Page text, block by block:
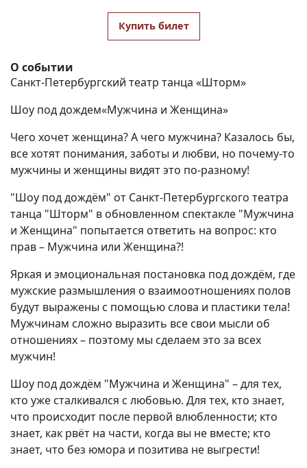
Купить билет
О событии
Санкт-Петербургский театр танца «Шторм»
Шоу под дождем«Мужчина и Женщина»
Чего хочет женщина? А чего мужчина? Казалось бы,
все хотят понимания, заботы и любви, но почему-то
мужчины и женщины видят это по-разному!
"Шоу под дождём" от Санкт-Петербургского театра
танца "Шторм" в обновленном спектакле "Мужчина
и Женщина" попытается ответить на вопрос: кто
прав – Мужчина или Женщина?!
Яркая и эмоциональная постановка под дождём, где
мужские размышления о взаимоотношениях полов
будут выражены с помощью слова и пластики тела!
Мужчинам сложно выразить все свои мысли об
отношениях – поэтому мы сделаем это за всех
мужчин!
Шоу под дождём "Мужчина и Женщина" – для тех,
кто уже сталкивался с любовью. Для тех, кто знает,
что происходит после первой влюбленности; кто
знает, как рвёт на части, когда вы не вместе; кто
знает, что без юмора и позитива не выгрести!